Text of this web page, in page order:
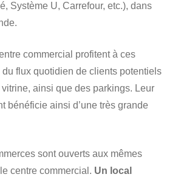
Système U, Carrefour, etc.), dans
commercial profitent à ces
flux quotidien de clients potentiels
ainsi que des parkings. Leur
bénéficie ainsi d’une très grande
sont ouverts aux mêmes
centre commercial. Un local